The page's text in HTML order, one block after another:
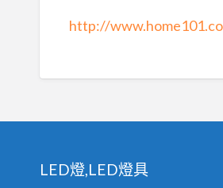
http://
LED燈,LED燈具